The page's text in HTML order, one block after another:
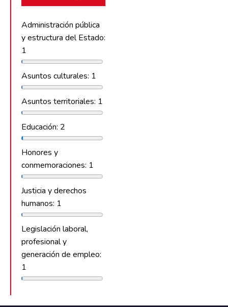
Administración pública
y estructura del Estado:
1
Asuntos culturales: 1
Asuntos territoriales: 1
Educación: 2
Honores y
conmemoraciones: 1
Justicia y derechos
humanos: 1
Legislación laboral,
profesional y
generación de empleo:
1